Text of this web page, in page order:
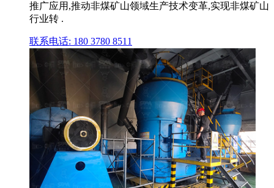
推广应用,推动非煤矿山领域生产技术变革,实现非煤矿山
行业转 .
联系电话: 180 3780 8511